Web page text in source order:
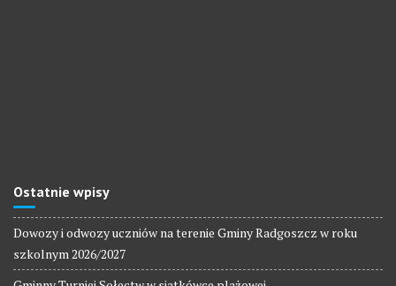
Ostatnie wpisy
Dowozy i odwozy uczniów na terenie Gminy Radgoszcz w roku
szkolnym 2026/2027